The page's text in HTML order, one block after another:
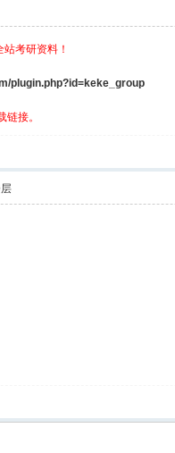
考研资料！
plugin.php?id=keke_group
接。